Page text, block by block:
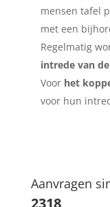
mensen tafel
met een
Regelmatig
intrede van
Voor het
voor hun
Aanvragen
2318